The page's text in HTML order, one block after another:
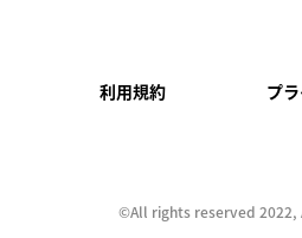
利用規約 プ
©︎All rights reserved 2022,